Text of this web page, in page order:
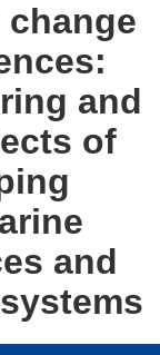
and
of
and